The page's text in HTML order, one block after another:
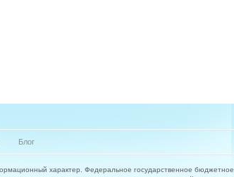
Блог
характер. Федеральное государственное бюджетное